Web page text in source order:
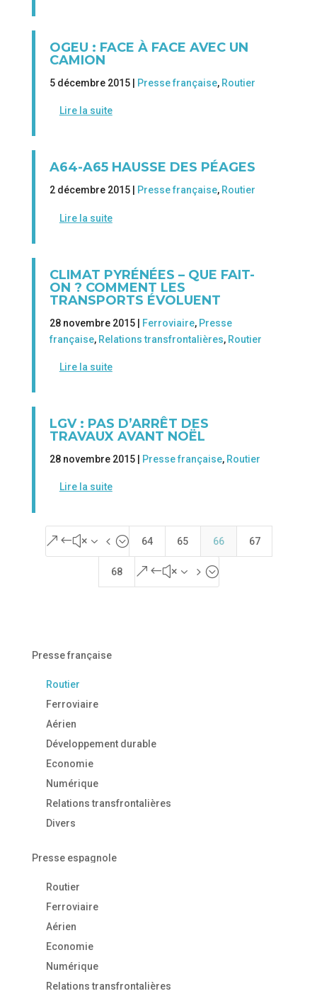
OGEU : FACE À FACE AVEC UN
CAMION
5 décembre 2015 | Presse française, Routier
Lire la suite
A64-A65 HAUSSE DES PÉAGES
2 décembre 2015 | Presse française, Routier
Lire la suite
CLIMAT PYRÉNÉES – QUE FAIT-
ON ? COMMENT LES
TRANSPORTS ÉVOLUENT
28 novembre 2015 | Ferroviaire, Presse
française, Relations transfrontalières, Routier
Lire la suite
LGV : PAS D’ARRÊT DES
TRAVAUX AVANT NOËL
28 novembre 2015 | Presse française, Routier
Lire la suite
&#x34; 64 65 66 67
68 &#x35;
Presse française
Routier
Ferroviaire
Aérien
Développement durable
Economie
Numérique
Relations transfrontalières
Divers
Presse espagnole
Routier
Ferroviaire
Aérien
Economie
Numérique
Relations transfrontalières